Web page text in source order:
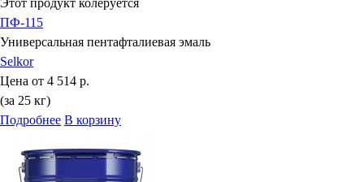
Этот продукт колеруется
ПФ-115
Универсальная пентафталиевая эмаль
Selkor
Цена от 4 514 р.
(за 25 кг)
Подробнее В корзину